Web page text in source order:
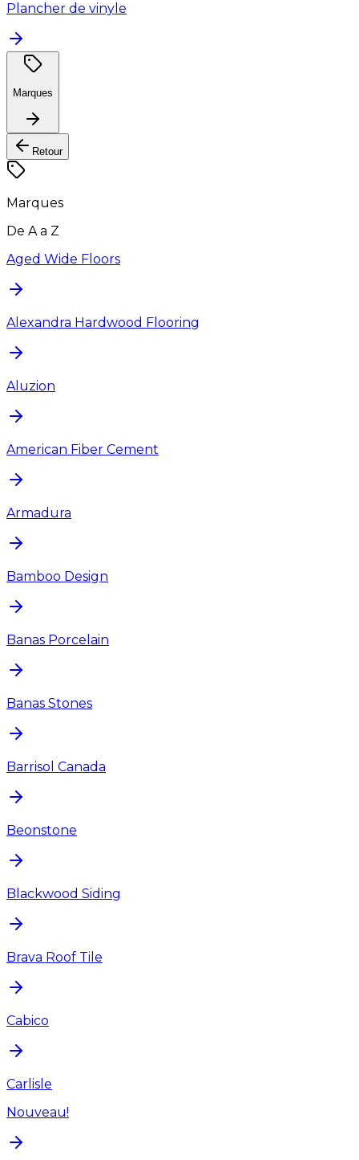
Plancher de vinyle
Marques
Retour
Marques
De A a Z
Aged Wide Floors
Alexandra Hardwood Flooring
Aluzion
American Fiber Cement
Armadura
Bamboo Design
Banas Porcelain
Banas Stones
Barrisol Canada
Beonstone
Blackwood Siding
Brava Roof Tile
Cabico
Carlisle
Nouveau!